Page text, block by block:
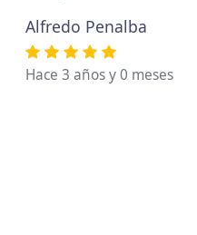
Alfredo Penalba
Hace 3 años y 0 meses